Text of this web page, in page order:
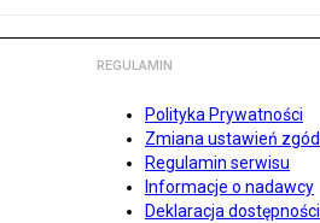
REGULAMIN
Polityka Prywatności
Zmiana ustawień zgód
Regulamin serwisu
Informacje o nadawcy
Deklaracja dostępności